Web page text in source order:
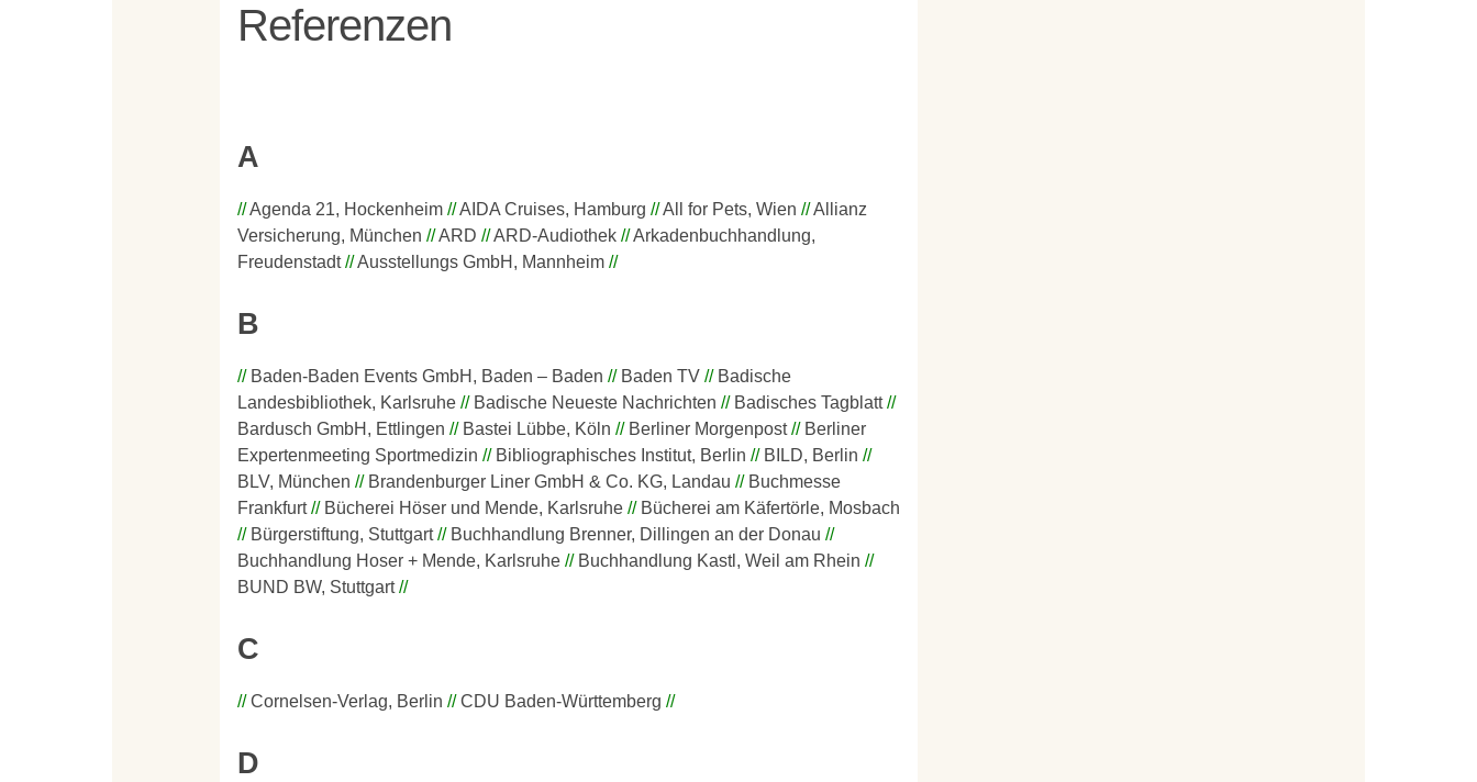
Referenzen
A
Agenda 21, Hockenheim AIDA Cruises, Hamburg All for Pets, Wien
Allianz
Versicherung, München
ARD ARD-Audiothek
Arkadenbuchhandlung,
Freudenstadt
Ausstellungs GmbH, Mannheim
B
Baden-Baden Events GmbH, Baden – Baden Baden TV
Badische
Landesbibliothek, Karlsruhe
Badische Neueste Nachrichten
Badisches Tagblatt
Bardusch GmbH, Ettlingen
Bastei Lübbe, Köln Berliner Morgenpost
Berliner
Expertenmeeting Sportmedizin
Bibliographisches Institut, Berlin
BILD, Berlin
BLV, München
Brandenburger Liner GmbH & Co. KG, Landau
Buchmesse
Frankfurt
Bücherei Höser und Mende, Karlsruhe
Bücherei am Käfertörle, Mosbach
Bürgerstiftung, Stuttgart
Buchhandlung Brenner, Dillingen an der Donau
Buchhandlung Hoser + Mende, Karlsruhe
Buchhandlung Kastl, Weil am Rhein
BUND BW, Stuttgart
C
Cornelsen-Verlag, Berlin CDU Baden-Württemberg
D